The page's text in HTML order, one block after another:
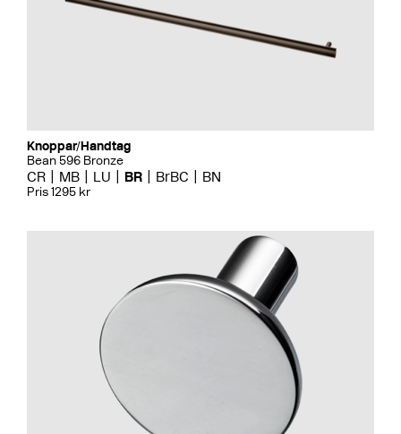
Knoppar/Handtag
Bean 596 Bronze
CR MB LU BR BrBC BN
Pris 1295 kr